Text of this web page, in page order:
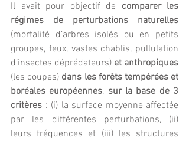
Il avait pour objectif de comparer les
(mortalité d’arbres isolés ou en petits
groupes, feux, vastes chablis, pullulation
d’insectes déprédateurs) et anthropiques
(les coupes) dans les forêts tempérées et
boréales européennes, sur la base de 3
critères : (i) la surface moyenne affectée
par les différentes perturbations, (ii)
leurs fréquences et (iii) les structures